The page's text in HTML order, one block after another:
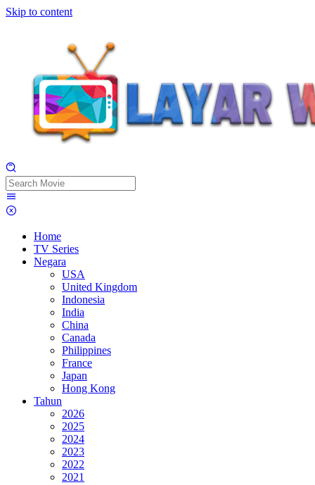
Skip to content
Home
TV Series
Negara
USA
United Kingdom
Indonesia
India
China
Canada
Philippines
France
Japan
Hong Kong
Tahun
2026
2025
2024
2023
2022
2021